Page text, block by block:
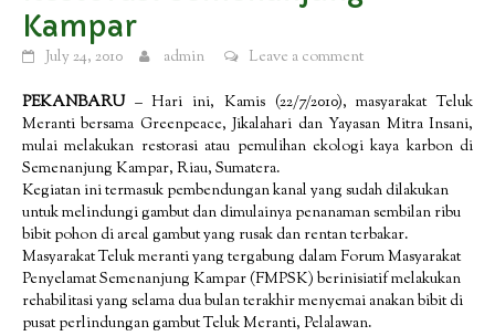
Kampar
July 24, 2010 admin Leave a comment
PEKANBARU– Hari ini, Kamis (22/7/2010), masyarakat Teluk
Meranti bersama Greenpeace, Jikalahari dan Yayasan Mitra Insani,
mulai melakukan restorasi atau pemulihan ekologi kaya karbon di
Semenanjung Kampar, Riau, Sumatera.
Kegiatan ini termasuk pembendungan kanal yang sudah dilakukan
untuk melindungi gambut dan dimulainya penanaman sembilan ribu
bibit pohon di areal gambut yang rusak dan rentan terbakar.
Masyarakat Teluk meranti yang tergabung dalam Forum Masyarakat
Penyelamat Semenanjung Kampar (FMPSK) berinisiatif melakukan
rehabilitasi yang selama dua bulan terakhir menyemai anakan bibit di
pusat perlindungan gambut Teluk Meranti, Pelalawan.